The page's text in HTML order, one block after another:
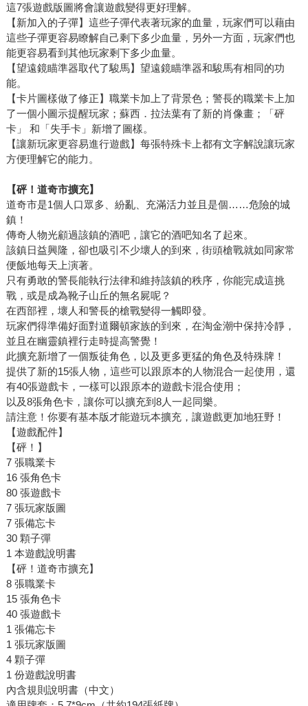
這7張遊戲版圖將會讓遊戲變得更好理解。
【新加入的子彈】這些子彈代表著玩家的血量，玩家們可以藉由
這些子彈更容易瞭解自己剩下多少血量，另外一方面，玩家們也
能更容易看到其他玩家剩下多少血量。
【望遠鏡瞄準器取代了駿馬】望遠鏡瞄準器和駿馬有相同的功
能。
【卡片圖樣做了修正】職業卡加上了背景色；警長的職業卡上加
了一個小圖示提醒玩家；蘇西．拉法葉有了新的肖像畫；「砰
卡」 和「失手卡」新增了圖樣。
【讓新玩家更容易進行遊戲】每張特殊卡上都有文字解說讓玩家
方便理解它的能力。
【砰！道奇市擴充】
道奇市是1個人口眾多、紛亂、充滿活力並且是個……危險的城
鎮！
傳奇人物光顧過該鎮的酒吧，讓它的酒吧知名了起來。
該鎮日益興隆，卻也吸引不少壞人的到來，街頭槍戰就如同家常
便飯地每天上演著。
只有勇敢的警長能執行法律和維持該鎮的秩序，你能完成這挑
戰，或是成為靴子山丘的無名屍呢？
在西部裡，壞人和警長的槍戰變得一觸即發。
玩家們得準備好面對道爾頓家族的到來，在淘金潮中保持冷靜，
並且在幽靈鎮裡行走時提高警覺！
此擴充新增了一個叛徒角色，以及更多更猛的角色及特殊牌！
提供了新的15張人物，這些可以跟原本的人物混合一起使用，還
有40張遊戲卡，一樣可以跟原本的遊戲卡混合使用；
以及8張角色卡，讓你可以擴充到8人一起同樂。
請注意！你要有基本版才能遊玩本擴充，讓遊戲更加地狂野！
【遊戲配件】
【砰！】
7 張職業卡
16 張角色卡
80 張遊戲卡
7 張玩家版圖
7 張備忘卡
30 顆子彈
1 本遊戲說明書
【砰！道奇市擴充】
8 張職業卡
15 張角色卡
40 張遊戲卡
1 張備忘卡
1 張玩家版圖
4 顆子彈
1 份遊戲說明書
內含規則說明書（中文）